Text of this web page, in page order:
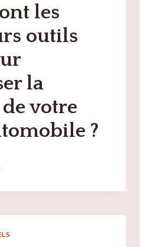
les
outils
la
votre
?